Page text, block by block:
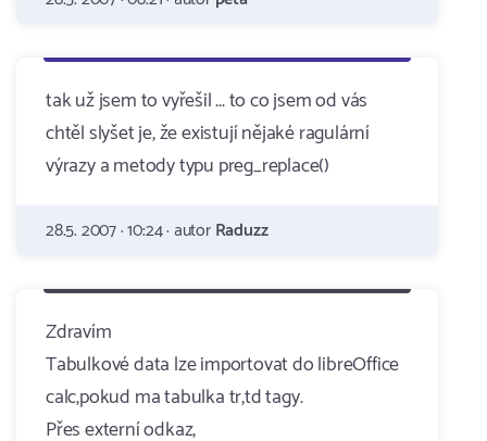
tak už jsem to vyřešil ... to co jsem od vás
chtěl slyšet je, že existují nějaké ragulární
výrazy a metody typu preg_replace()
28.5. 2007 · 10:24 · autorRaduzz
Zdravím
Tabulkové data lze importovat do libreOffice
calc,pokud ma tabulka tr,td tagy.
Přes externí odkaz,